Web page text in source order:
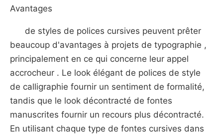
Avantages
de styles de polices cursives peuvent prêter
beaucoup d'avantages à projets de typographie ,
principalement en ce qui concerne leur appel
accrocheur . Le look élégant de polices de style
de calligraphie fournir un sentiment de formalité,
tandis que le look décontracté de fontes
manuscrites fournir un recours plus décontracté.
En utilisant chaque type de fontes cursives dans